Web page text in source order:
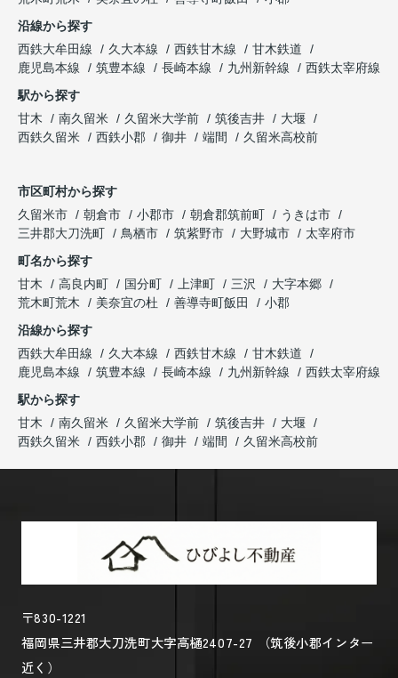
沿線から探す
西鉄大牟田線
久大本線 西鉄甘木線
甘木鉄道
鹿児島本線
筑豊本線 長崎本線 九州新幹線
西鉄太宰府線
駅から探す
甘木
南久留米 久留米大学前 筑後吉井
大堰
西鉄久留米
西鉄小郡 御井 端間 久留米高校前
市区町村から探す
久留米市
朝倉市 小郡市 朝倉郡筑前町
うきは市
三井郡大刀洗町
鳥栖市 筑紫野市 大野城市
太宰府市
町名から探す
甘木
高良内町 国分町 上津町 三沢
大字本郷
荒木町荒木
美奈宜の杜 善導寺町飯田
小郡
沿線から探す
西鉄大牟田線
久大本線 西鉄甘木線
甘木鉄道
鹿児島本線
筑豊本線 長崎本線 九州新幹線
西鉄太宰府線
駅から探す
甘木
南久留米 久留米大学前 筑後吉井
大堰
西鉄久留米
西鉄小郡 御井 端間 久留米高校前
〒830-1221
福岡県三井郡大刀洗町大字高樋2407-27 （筑後小郡インター
近く）